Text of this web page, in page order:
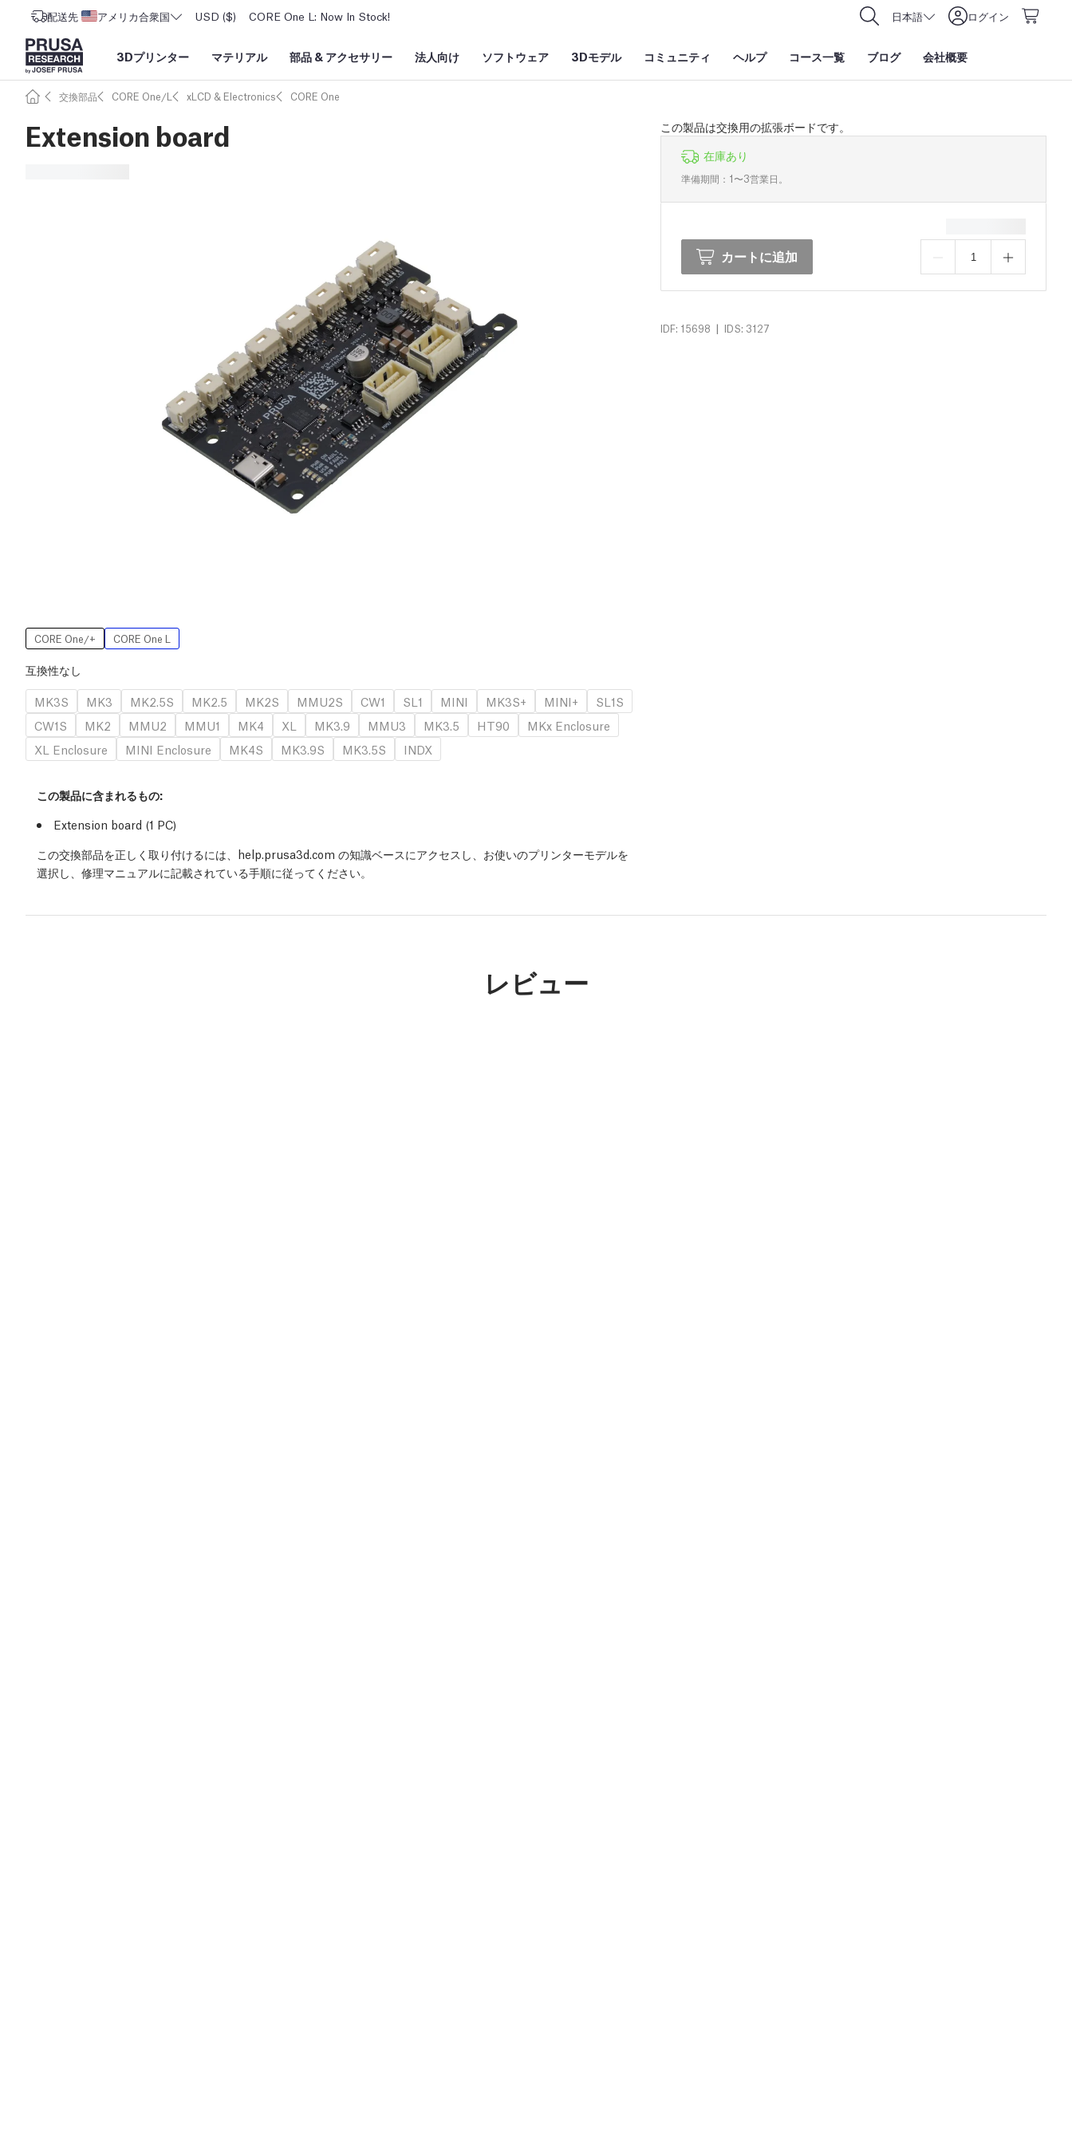
配送先 アメリカ合衆国 USD ($) CORE One L: Now In Stock! 日本語 ログイン
3Dプリンター マテリアル 部品 & アクセサリー 法人向け ソフトウェア 3Dモデル コミュニティ ヘルプ コース一覧 ブログ 会社概要
交換部品 CORE One/L xLCD & Electronics CORE One
Extension board
この製品は交換用の拡張ボードです。
在庫あり
準備期間：1〜3営業日。
カートに追加
IDF: 15698 | IDS: 3127
CORE One/+ CORE One L
互換性なし
MK3S
MK3 MK2.5S MK2.5 MK2S MMU2S CW1 SL1 MINI MK3S+ MINI+
SL1S
CW1S
MK2 MMU2 MMU1 MK4 XL MK3.9 MMU3 MK3.5 HT90
MKx Enclosure
XL Enclosure
MINI Enclosure MK4S MK3.9S MK3.5S INDX
この製品に含まれるもの:
Extension board (1 PC)
この交換部品を正しく取り付けるには、help.prusa3d.com の知識ベースにアクセスし、お使いのプリンターモデルを
選択し、修理マニュアルに記載されている手順に従ってください。
レビュー